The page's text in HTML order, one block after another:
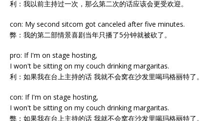
利：我以前主持过一次，那么第二次的话应该会更受欢迎。
con: My second sitcom got canceled after five minutes.
弊：我的第二部情景喜剧当年只播了5分钟就被砍了。
pro: If I'm on stage hosting,
I won't be sitting on my couch drinking margaritas.
利：如果我在台上主持的话 我就不会窝在沙发里喝玛格丽特了。
con: If I'm on stage hosting,
I won't be sitting on my couch drinking margaritas.
弊：如果我在台上主持的话 我就不会窝在沙发里喝玛格丽特了。